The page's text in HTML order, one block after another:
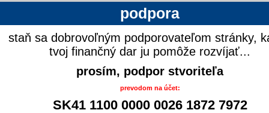
podpora
staň sa dobrovoľným podporovateľom stránky,
tvoj finančný dar ju pomôže rozvíjať...
prosím, podpor stvoriteľa
prevodom na účet:
SK41 1100 0000 0026 1872 7972